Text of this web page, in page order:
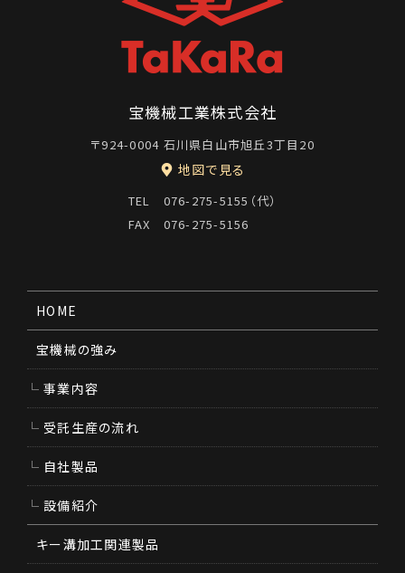
宝機械工業株式会社
〒924-0004 石川県白山市旭丘3丁目20
地図で見る
TEL 076-275-5155（代）
FAX 076-275-5156
HOME
宝機械の強み
事業内容
受託生産の流れ
自社製品
設備紹介
キー溝加工関連製品